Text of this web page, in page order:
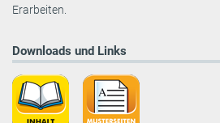
Erarbeiten.
Downloads und Links